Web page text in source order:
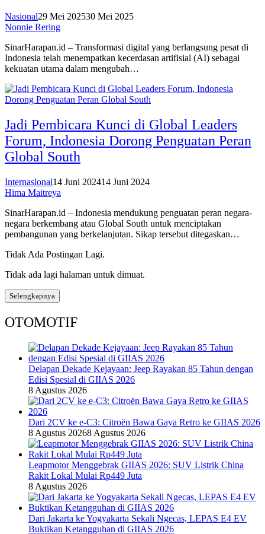
Nasional29 Mei 202530 Mei 2025
Nonnie Rering
SinarHarapan.id – Transformasi digital yang berlangsung pesat di
Indonesia telah menempatkan kecerdasan artifisial (AI) sebagai
kekuatan utama dalam mengubah…
Jadi Pembicara Kunci di Global Leaders
Forum, Indonesia Dorong Penguatan Peran
Global South
Internasional14 Juni 202414 Juni 2024
Hima Maitreya
SinarHarapan.id – Indonesia mendukung penguatan peran negara-
negara berkembang atau Global South untuk menciptakan
pembangunan yang berkelanjutan. Sikap tersebut ditegaskan…
Tidak Ada Postingan Lagi.
Tidak ada lagi halaman untuk dimuat.
Selengkapnya
OTOMOTIF
Delapan Dekade Kejayaan: Jeep Rayakan 85 Tahun dengan
Edisi Spesial di GIIAS 2026
8 Agustus 2026
Dari 2CV ke e-C3: Citroën Bawa Gaya Retro ke GIIAS 2026
8 Agustus 20268 Agustus 2026
Leapmotor Menggebrak GIIAS 2026: SUV Listrik China
Rakit Lokal Mulai Rp449 Juta
8 Agustus 2026
Dari Jakarta ke Yogyakarta Sekali Ngecas, LEPAS E4 EV
Buktikan Ketangguhan di GIIAS 2026